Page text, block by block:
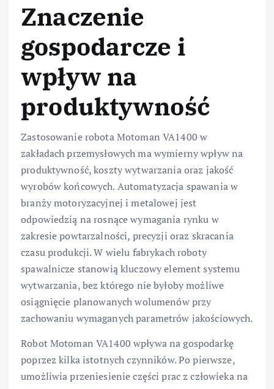
Znaczenie
gospodarcze i
wpływ na
produktywność
Zastosowanie robota Motoman VA1400 w
zakładach przemysłowych ma wymierny wpływ na
produktywność, koszty wytwarzania oraz jakość
wyrobów końcowych. Automatyzacja spawania w
branży motoryzacyjnej i metalowej jest
odpowiedzią na rosnące wymagania rynku w
zakresie powtarzalności, precyzji oraz skracania
czasu produkcji. W wielu fabrykach roboty
spawalnicze stanowią kluczowy element systemu
wytwarzania, bez którego nie byłoby możliwe
osiągnięcie planowanych wolumenów przy
zachowaniu wymaganych parametrów jakościowych.
Robot Motoman VA1400 wpływa na gospodarkę
poprzez kilka istotnych czynników. Po pierwsze,
umożliwia przeniesienie części prac z człowieka na